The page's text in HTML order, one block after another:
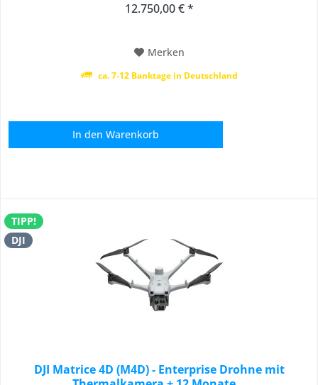
automatisierten, ferngesteuerten Drohnenbetriebs rund um
12.750,00 € *
Merken
ca. 7-12 Banktage in Deutschland
In den Warenkorb
TIPP!
DJI
DJI Matrice 4D (M4D) - Enterprise Drohne mit